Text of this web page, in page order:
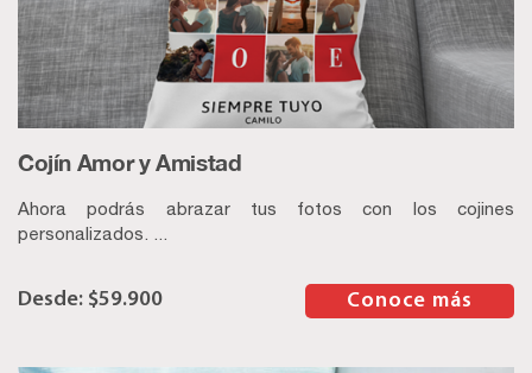
Cojín Amor y Amistad
Ahora podrás abrazar tus fotos con los cojines
personalizados. ...
$59.900 Conoce más